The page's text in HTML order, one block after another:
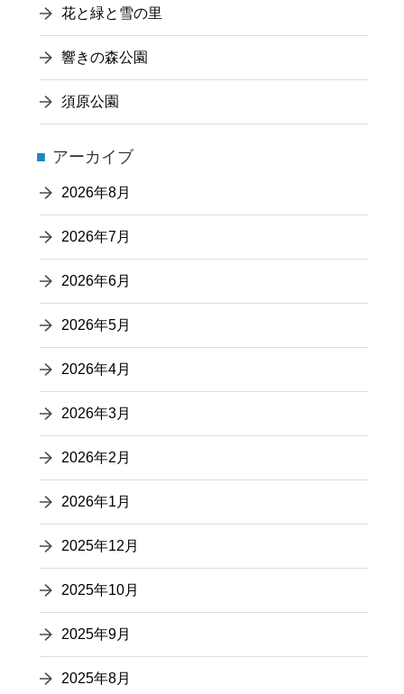
花と緑と雪の里
響きの森公園
須原公園
アーカイブ
2026年8月
2026年7月
2026年6月
2026年5月
2026年4月
2026年3月
2026年2月
2026年1月
2025年12月
2025年10月
2025年9月
2025年8月